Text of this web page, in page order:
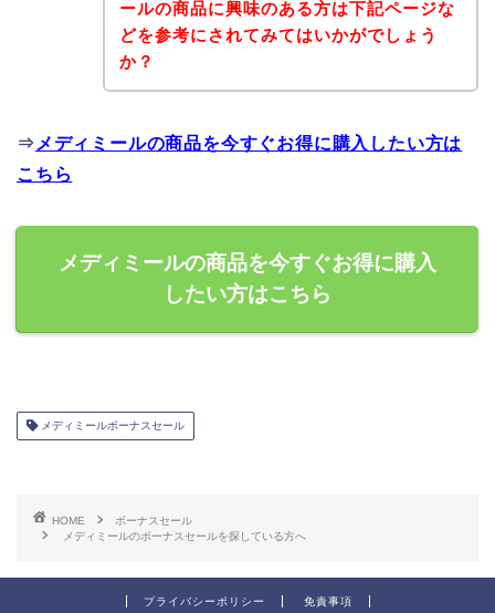
ールの商品に興味のある方は下記ページな
どを参考にされてみてはいかがでしょう
か？
⇒ メディミールの商品を今すぐお得に購入したい方は
こちら
メディミールの商品を今すぐお得に購入
したい方はこちら
メディミールボーナスセール
HOME
ボーナスセール
メディミールのボーナスセールを探している方へ
プライバシーポリシー 免責事項